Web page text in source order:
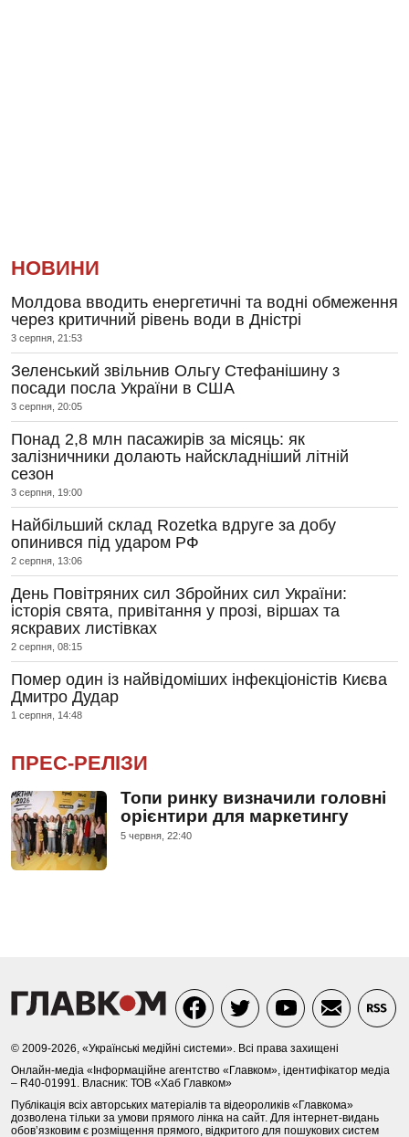
НОВИНИ
Молдова вводить енергетичні та водні обмеження
через критичний рівень води в Дністрі
3 серпня, 21:53
Зеленський звільнив Ольгу Стефанішину з
посади посла України в США
3 серпня, 20:05
Понад 2,8 млн пасажирів за місяць: як
залізничники долають найскладніший літній
сезон
3 серпня, 19:00
Найбільший склад Rozetka вдруге за добу
опинився під ударом РФ
2 серпня, 13:06
День Повітряних сил Збройних сил України:
історія свята, привітання у прозі, віршах та
яскравих листівках
2 серпня, 08:15
Помер один із найвідоміших інфекціоністів Києва
Дмитро Дудар
1 серпня, 14:48
ПРЕС-РЕЛІЗИ
Топи ринку визначили головні
орієнтири для маркетингу
5 червня, 22:40
© 2009-2026, «Українські медійні системи». Всі права захищені
Онлайн-медіа «Інформаційне агентство «Главком», ідентифікатор медіа
– R40-01991. Власник: ТОВ «Хаб Главком»
Публікація всіх авторських матеріалів та відеороликів «Главкома»
дозволена тільки за умови прямого лінка на сайт. Для інтернет-видань
обов’язковим є розміщення прямого, відкритого для пошукових систем